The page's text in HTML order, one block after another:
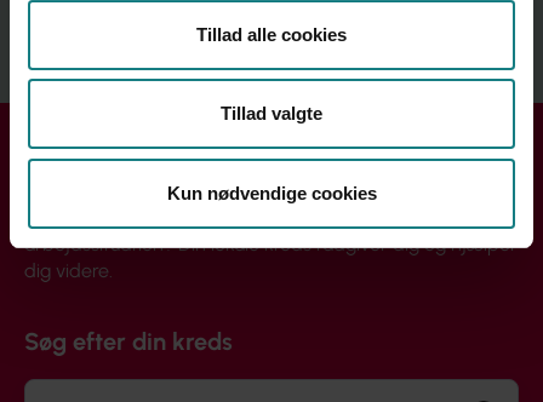
Tillad alle cookies
Tillad valgte
Kun nødvendige cookies
Se mere
Få hjælp i din kreds
arbejdssituation? Din lokale kreds rådgiver dig og hjælper
dig videre.
Søg efter din kreds